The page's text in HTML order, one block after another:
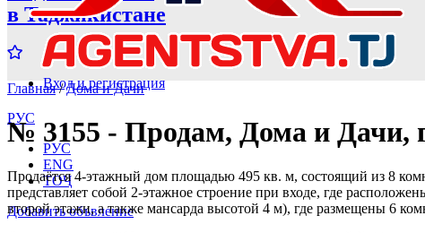
в Таджикистане
Вход и регистрация
РУС
РУС
ENG
ТОҶ
Добавить объвление
Главная/Дома и Дачи
№ 3155 - Продам, Дома и Дачи,
Продаётся 4-этажный дом площадью 495 кв. м, состоящий из 8
представляет собой 2-этажное строение при входе, где
второй этажи, а также мансарда высотой 4 м), где размещены 6